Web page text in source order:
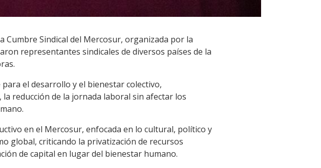
Cumbre Sindical del Mercosur, organizada por la
representantes sindicales de diversos países de la
el desarrollo y el bienestar colectivo,
reducción de la jornada laboral sin afectar los
en el Mercosur, enfocada en lo cultural, político y
global, criticando la privatización de recursos
de capital en lugar del bienestar humano.